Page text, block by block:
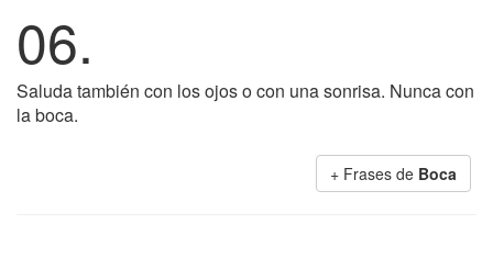
06.
Saluda también con los ojos o con una sonrisa. Nunca con
la boca.
+ Frases de Boca